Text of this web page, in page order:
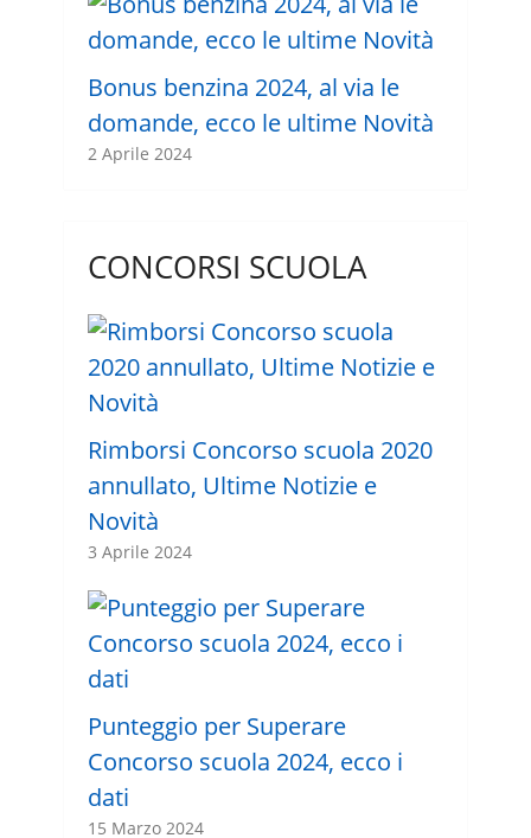
Bonus benzina 2024, al via le
domande, ecco le ultime Novità
2 Aprile 2024
CONCORSI SCUOLA
Rimborsi Concorso scuola 2020
annullato, Ultime Notizie e
Novità
3 Aprile 2024
Punteggio per Superare
Concorso scuola 2024, ecco i
dati
15 Marzo 2024